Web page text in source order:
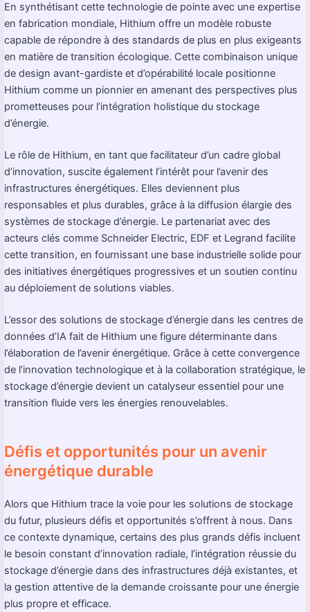
En synthétisant cette technologie de pointe avec une expertise
en fabrication mondiale, Hithium offre un modèle robuste
capable de répondre à des standards de plus en plus exigeants
en matière de transition écologique. Cette combinaison unique
de design avant-gardiste et d’opérabilité locale positionne
Hithium comme un pionnier en amenant des perspectives plus
prometteuses pour l’intégration holistique du stockage
d’énergie.
Le rôle de Hithium, en tant que facilitateur d’un cadre global
d’innovation, suscite également l’intérêt pour l’avenir des
infrastructures énergétiques. Elles deviennent plus
responsables et plus durables, grâce à la diffusion élargie des
systèmes de stockage d’énergie. Le partenariat avec des
acteurs clés comme Schneider Electric, EDF et Legrand facilite
cette transition, en fournissant une base industrielle solide pour
des initiatives énergétiques progressives et un soutien continu
au déploiement de solutions viables.
L’essor des solutions de stockage d’énergie dans les centres de
données d’IA fait de Hithium une figure déterminante dans
l’élaboration de l’avenir énergétique. Grâce à cette convergence
de l’innovation technologique et à la collaboration stratégique, le
stockage d’énergie devient un catalyseur essentiel pour une
transition fluide vers les énergies renouvelables.
Défis et opportunités pour un avenir
énergétique durable
Alors que Hithium trace la voie pour les solutions de stockage
du futur, plusieurs défis et opportunités s’offrent à nous. Dans
ce contexte dynamique, certains des plus grands défis incluent
le besoin constant d’innovation radiale, l’intégration réussie du
stockage d’énergie dans des infrastructures déjà existantes, et
la gestion attentive de la demande croissante pour une énergie
plus propre et efficace.